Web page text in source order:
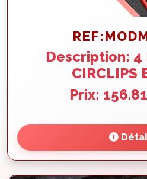
Description: 4
CIRCLIPS
Prix: